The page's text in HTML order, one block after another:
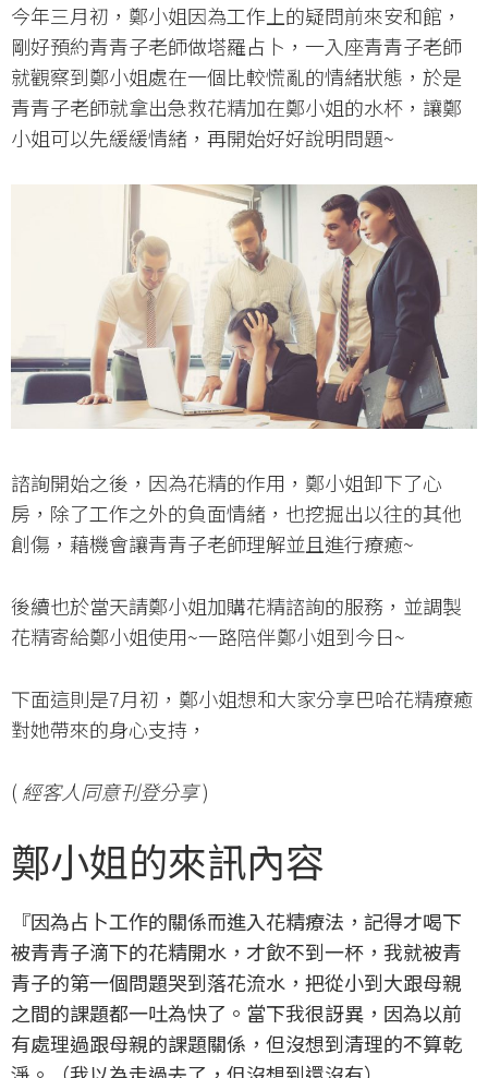
今年三月初，鄭小姐因為工作上的疑問前來安和館，
剛好預約青青子老師做塔羅占卜，一入座青青子老師
就觀察到鄭小姐處在一個比較慌亂的情緒狀態，於是
青青子老師就拿出急救花精加在鄭小姐的水杯，讓鄭
小姐可以先緩緩情緒，再開始好好說明問題~
諮詢開始之後，因為花精的作用，鄭小姐卸下了心
房，除了工作之外的負面情緒，也挖掘出以往的其他
創傷，藉機會讓青青子老師理解並且進行療癒~
後續也於當天請鄭小姐加購花精諮詢的服務，並調製
花精寄給鄭小姐使用~一路陪伴鄭小姐到今日~
下面這則是7月初，鄭小姐想和大家分享巴哈花精療癒
對她帶來的身心支持，
( 經客人同意刊登分享)
鄭小姐的來訊內容
『因為占卜工作的關係而進入花精療法，記得才喝下
被青青子滴下的花精開水，才飲不到一杯，我就被青
青子的第一個問題哭到落花流水，把從小到大跟母親
之間的課題都一吐為快了。當下我很訝異，因為以前
有處理過跟母親的課題關係，但沒想到清理的不算乾